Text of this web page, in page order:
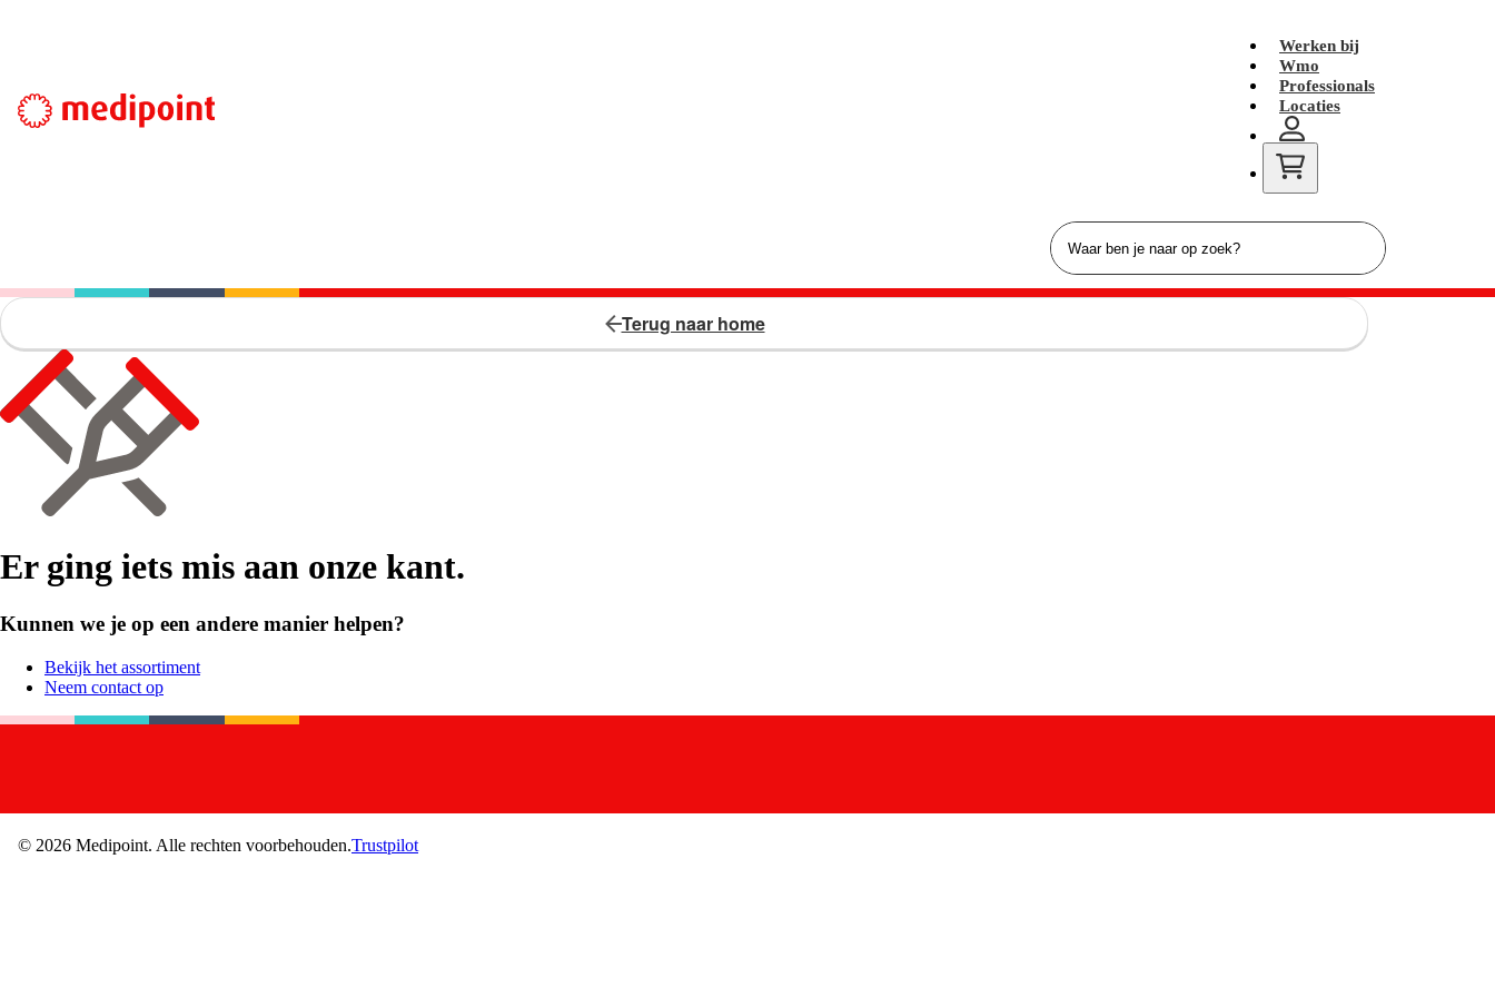
Werken bij
Wmo
Professionals
Locaties
Terug naar home
Er ging iets mis aan onze kant.
Kunnen we je op een andere manier helpen?
Bekijk het assortiment
Neem contact op
© 2026 Medipoint. Alle rechten voorbehouden.Trustpilot